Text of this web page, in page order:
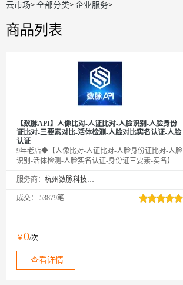
云市场>全部分类>企业服务>
商品列表
【数脉API】人像比对-人证比对-人脸识别-人脸身份
证比对-三要素对比-活体检测-人脸对比实名认证-人脸
认证
9年老店◆【人像比对-人证比对-人脸身份证比对-人脸
识别-活体检测-人脸实名认证-身份证三要素-实名】输
行权威比对，返回比对分值。官方权威数据，仅供高
在线对接。口碑商家◆品质保障◆金牌售后
服务商： 杭州数脉科技有限公司
成交： 53879笔
￥0/次
查看详情